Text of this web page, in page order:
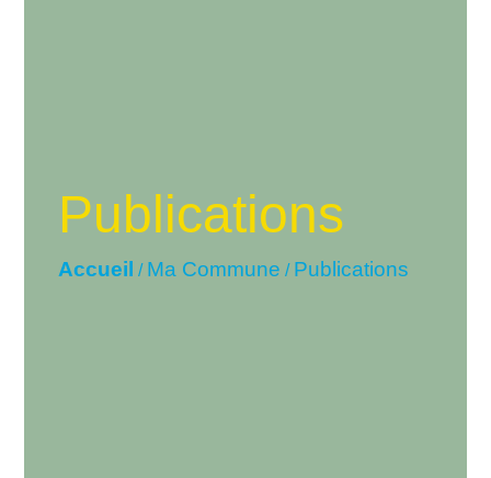
Publications
Accueil / Ma Commune / Publications